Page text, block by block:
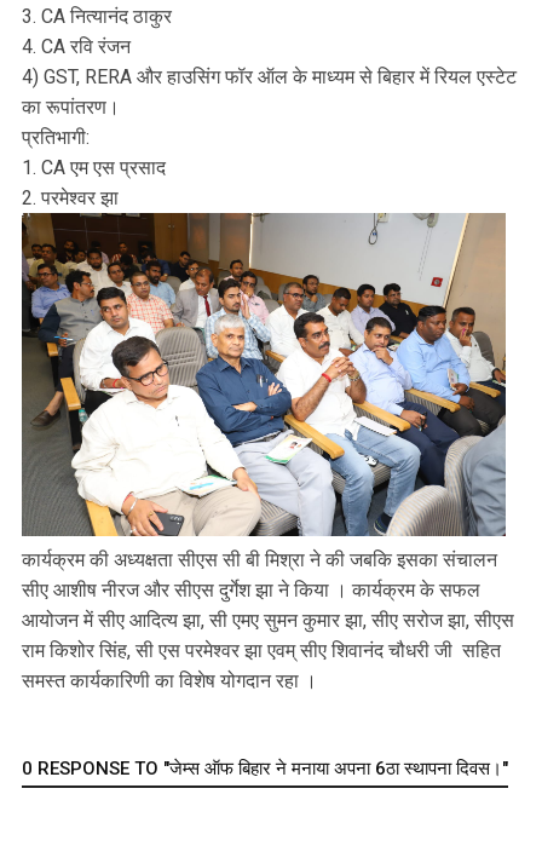
3. CA नित्यानंद ठाकुर
4. ⁠CA रवि रंजन
4) GST, RERA और हाउसिंग फॉर ऑल के माध्यम से बिहार में रियल एस्टेट
का रूपांतरण।
प्रतिभागी:
1. CA एम एस प्रसाद
2. परमेश्वर झा
कार्यक्रम की अध्यक्षता सीएस सी बी मिश्रा ने की जबकि इसका संचालन
सीए आशीष नीरज और सीएस दुर्गेश झा ने किया । कार्यक्रम के सफल
आयोजन में सीए आदित्य झा, सी एमए सुमन कुमार झा, सीए सरोज झा, सीएस
राम किशोर सिंह, सी एस परमेश्वर झा एवम् सीए शिवानंद चौधरी जी सहित
समस्त कार्यकारिणी का विशेष योगदान रहा ।
0 RESPONSE TO "जेम्स ऑफ बिहार ने मनाया अपना 6ठा स्थापना दिवस।"